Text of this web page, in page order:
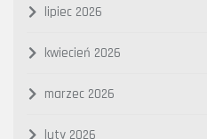
lipiec 2026
kwiecień 2026
marzec 2026
luty 2026